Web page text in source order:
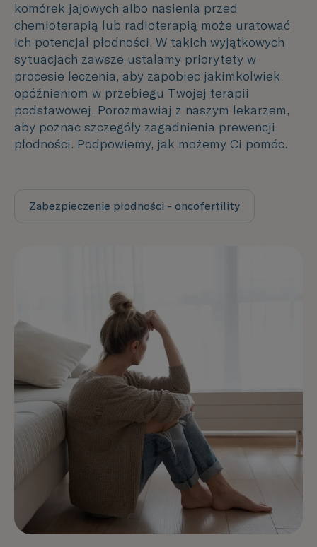
komórek jajowych albo nasienia przed
chemioterapią lub radioterapią może uratować
ich potencjał płodności. W takich wyjątkowych
sytuacjach zawsze ustalamy priorytety w
procesie leczenia, aby zapobiec jakimkolwiek
opóźnieniom w przebiegu Twojej terapii
podstawowej. Porozmawiaj z naszym lekarzem,
aby poznac szczegóły zagadnienia prewencji
płodności. Podpowiemy, jak możemy Ci pomóc.
Zabezpieczenie płodności - oncofertility